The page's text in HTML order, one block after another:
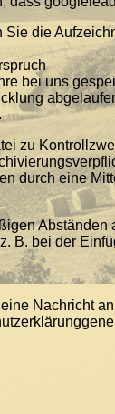
die
bei uns
zu
durch eine
B. bei der
Nachricht